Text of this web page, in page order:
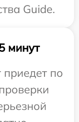
Guide.
минут
приедет по